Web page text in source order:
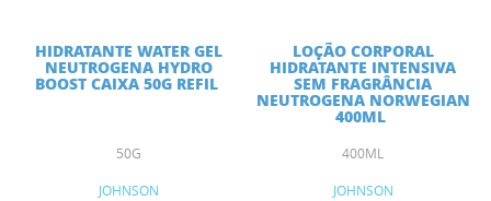
HIDRATANTE WATER GEL
NEUTROGENA HYDRO
BOOST CAIXA 50G REFIL
50G
JOHNSON
LOÇÃO CORPORAL
HIDRATANTE INTENSIVA
SEM FRAGRÂNCIA
NEUTROGENA NORWEGIAN
400ML
400ML
JOHNSON